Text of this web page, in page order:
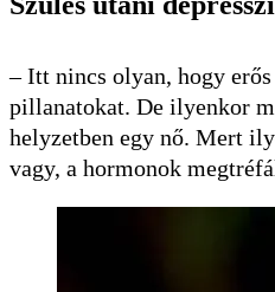
– Itt nincs olyan, hogy
pillanatokat. De ilyenkor
helyzetben egy nő. Mert
vagy, a hormonok